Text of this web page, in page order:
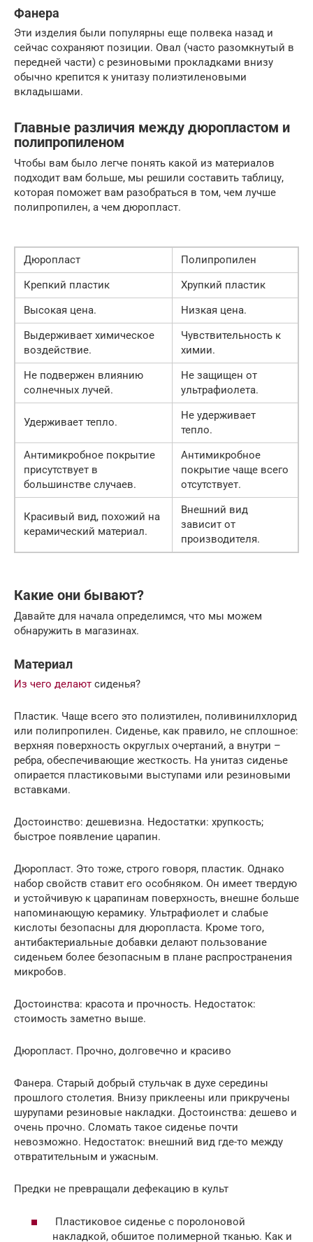
Фанера
Эти изделия были популярны еще полвека назад и
сейчас сохраняют позиции. Овал (часто разомкнутый в
передней части) с резиновыми прокладками внизу
обычно крепится к унитазу полиэтиленовыми
вкладышами.
Главные различия между дюропластом и
полипропиленом
Чтобы вам было легче понять какой из материалов
подходит вам больше, мы решили составить таблицу,
которая поможет вам разобраться в том, чем лучше
полипропилен, а чем дюропласт.
Дюропласт
Полипропилен
Крепкий пластик
Хрупкий пластик
Высокая цена.
Низкая цена.
Выдерживает химическое
воздействие.
Чувствительность к
химии.
Не подвержен влиянию
солнечных лучей.
Не защищен от
ультрафиолета.
Удерживает тепло.
Не удерживает
тепло.
Антимикробное покрытие
присутствует в
большинстве случаев.
Антимикробное
покрытие чаще всего
отсутствует.
Красивый вид, похожий на
керамический материал.
Внешний вид
зависит от
производителя.
Какие они бывают?
Давайте для начала определимся, что мы можем
обнаружить в магазинах.
Материал
Из чего делают сиденья?
Пластик. Чаще всего это полиэтилен, поливинилхлорид
или полипропилен. Сиденье, как правило, не сплошное:
верхняя поверхность округлых очертаний, а внутри –
ребра, обеспечивающие жесткость. На унитаз сиденье
опирается пластиковыми выступами или резиновыми
вставками.
Достоинство: дешевизна. Недостатки: хрупкость;
быстрое появление царапин.
Дюропласт. Это тоже, строго говоря, пластик. Однако
набор свойств ставит его особняком. Он имеет твердую
и устойчивую к царапинам поверхность, внешне больше
напоминающую керамику. Ультрафиолет и слабые
кислоты безопасны для дюропласта. Кроме того,
антибактериальные добавки делают пользование
сиденьем более безопасным в плане распространения
микробов.
Достоинства: красота и прочность. Недостаток:
стоимость заметно выше.
Дюропласт. Прочно, долговечно и красиво
Фанера. Старый добрый стульчак в духе середины
прошлого столетия. Внизу приклеены или прикручены
шурупами резиновые накладки. Достоинства: дешево и
очень прочно. Сломать такое сиденье почти
невозможно. Недостаток: внешний вид где-то между
отвратительным и ужасным.
Предки не превращали дефекацию в культ
Пластиковое сиденье с поролоновой
накладкой, обшитое полимерной тканью. Как и